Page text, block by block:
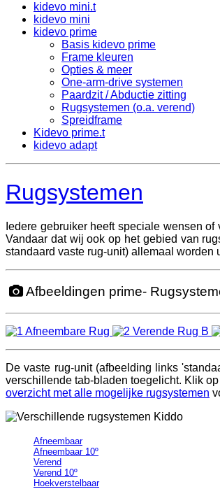
kidevo mini.t
kidevo mini
kidevo prime
Basis kidevo prime
Frame kleuren
Opties & meer
One-arm-drive systemen
Paardzit / Abductie zitting
Rugsystemen (o.a. verend)
Spreidframe
Kidevo prime.t
kidevo adapt
Rugsystemen
Iedere gebruiker heeft speciale wensen
Vandaar dat wij ook op het gebied van
standaard vaste rug-unit) allemaal worden
Afbeeldingen prime-
De vaste rug-unit (afbeelding links
verschillende tab-bladen toegelicht. Klik
overzicht met alle mogelijke rugsystemen
Afneembaar
Afneembaar 10º
Verend
Verend 10º
Hoekverstelbaar